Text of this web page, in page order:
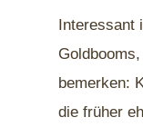
Interessant
bemerken:
die früher